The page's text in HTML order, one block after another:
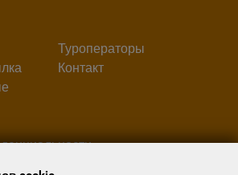
Туроператоры
Контакт